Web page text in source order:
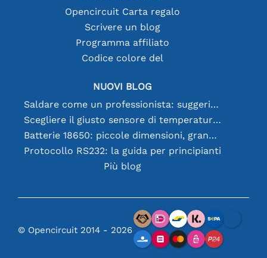
Opencircuit Carta regalo
Scrivere un blog
Programma affiliato
Codice colore del
NUOVI BLOG
Saldare come un professionista: suggerimenti per connessioni elettroniche perfette
Scegliere il giusto sensore di temperatura [youtube]
Batterie 18650: piccole dimensioni, grandi prestazioni
Protocollo RS232: la guida per principianti
Più blog
© Opencircuit 2014 - 2026